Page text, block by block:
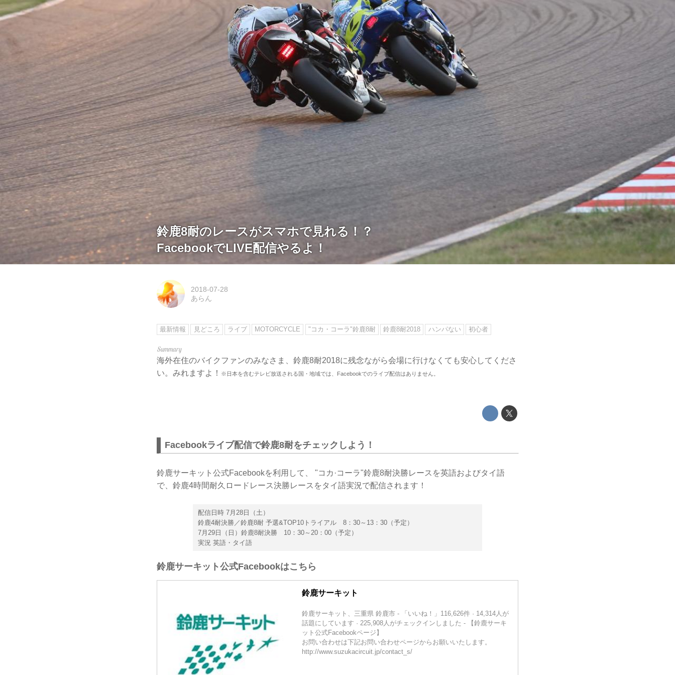
鈴鹿8耐のレースがスマホで見れる！？
FacebookでLIVE配信やるよ！
2018-07-28
あらん
最新情報 見どころ ライブ MOTORCYCLE "コカ・コーラ"鈴鹿8耐 鈴鹿8耐2018 ハンパない 初心者
海外在住のバイクファンのみなさま、鈴鹿8耐2018に残念ながら会場に行けなくても安心してくださ
い。みれますよ！
※日本を含むテレビ放送される国・地域では、Facebookでのライブ配信はありません。
Facebookライブ配信で鈴鹿8耐をチェックしよう！
鈴鹿サーキット公式Facebookを利用して、 "コカ·コーラ"鈴鹿8耐決勝レースを英語およびタイ語
で、鈴鹿4時間耐久ロードレース決勝レースをタイ語実況で配信されます！
配信日時 7月28日（土）
鈴鹿4耐決勝／鈴鹿8耐 予選&TOP10トライアル 8：30～13：30（予定）
7月29日（日）鈴鹿8耐決勝 10：30～20：00（予定）
実況 英語・タイ語
鈴鹿サーキット公式Facebookはこちら
鈴鹿サーキット
鈴鹿サーキット、三重県 鈴鹿市 - 「いいね！」116,626件 · 14,314人が
話題にしています · 225,908人がチェックインしました - 【鈴鹿サーキ
ット公式Facebookページ】
お問い合わせは下記お問い合わせページからお願いいたします。
http://www.suzukacircuit.jp/contact_s/